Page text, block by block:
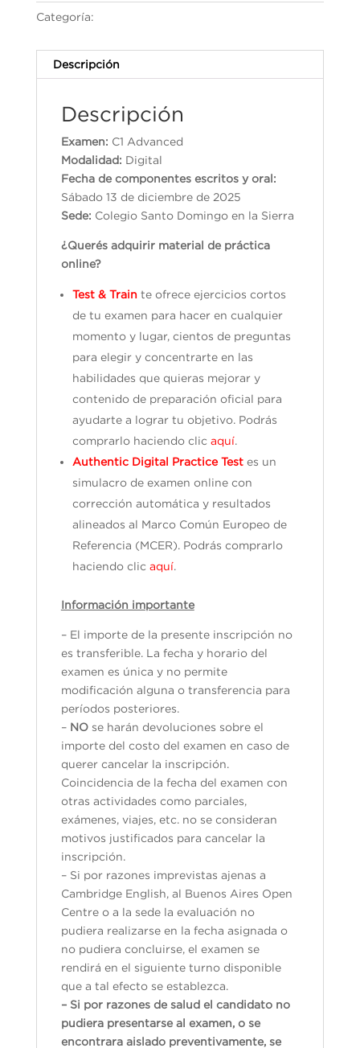
Categoría:
Descripción
Descripción
Examen: C1 Advanced
Modalidad: Digital
Fecha de componentes escritos y oral:
Sábado 13 de diciembre de 2025
Sede: Colegio Santo Domingo en la Sierra
¿Querés adquirir material de práctica
online?
Test & Train te ofrece ejercicios cortos
de tu examen para hacer en cualquier
momento y lugar, cientos de preguntas
para elegir y concentrarte en las
habilidades que quieras mejorar y
contenido de preparación oficial para
ayudarte a lograr tu objetivo. Podrás
comprarlo haciendo clic aquí.
Authentic Digital Practice Test es un
simulacro de examen online con
corrección automática y resultados
alineados al Marco Común Europeo de
Referencia (MCER). Podrás comprarlo
haciendo clic aquí.
Información importante
– El importe de la presente inscripción no
es transferible. La fecha y horario del
examen es única y no permite
modificación alguna o transferencia para
períodos posteriores.
– NOse harán devoluciones sobre el
importe del costo del examen en caso de
querer cancelar la inscripción.
Coincidencia de la fecha del examen con
otras actividades como parciales,
exámenes, viajes, etc. no se consideran
motivos justificados para cancelar la
inscripción.
– Si por razones imprevistas ajenas a
Cambridge English, al Buenos Aires Open
Centre o a la sede la evaluación no
pudiera realizarse en la fecha asignada o
no pudiera concluirse, el examen se
rendirá en el siguiente turno disponible
que a tal efecto se establezca.
– Si por razones de salud el candidato no
pudiera presentarse al examen, o se
encontrara aislado preventivamente, se